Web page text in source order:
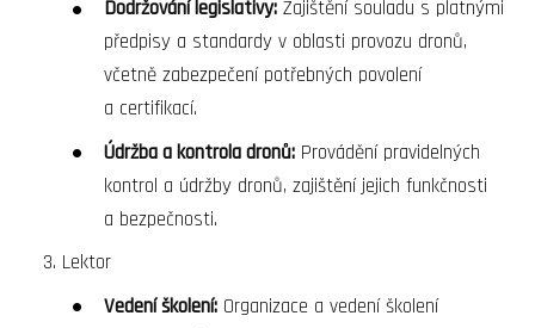
Dodržování legislativy: Zajištění souladu s platnými
předpisy a standardy v oblasti provozu dronů,
včetně zabezpečení potřebných povolení
a certifikací.
Údržba a kontrola dronů: Provádění pravidelných
kontrol a údržby dronů, zajištění jejich funkčnosti
a bezpečnosti.
Lektor
Vedení školení: Organizace a vedení školení